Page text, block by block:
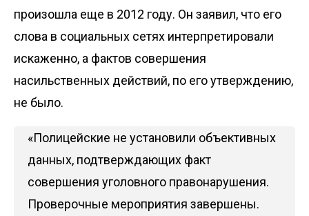
произошла еще в 2012 году. Он заявил, что его
слова в социальных сетях интерпретировали
искаженно, а фактов совершения
насильственных действий, по его утверждению,
не было.
«Полицейские не установили объективных
данных, подтверждающих факт
совершения уголовного правонарушения.
Проверочные мероприятия завершены.